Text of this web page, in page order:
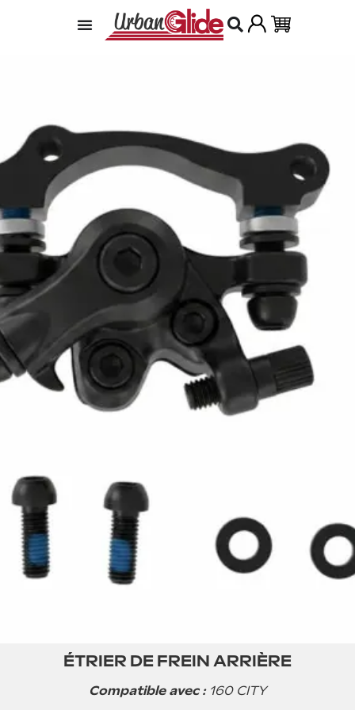
ÉTRIER DE FREIN ARRIÈRE
Compatible avec :160 CITY
Étrier de frein arrière pour la trottinette